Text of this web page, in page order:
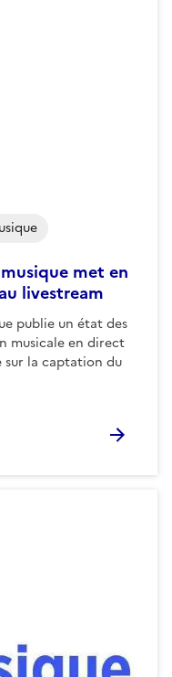
met en
livestream
publie un état des
musicale en direct
sur la captation du